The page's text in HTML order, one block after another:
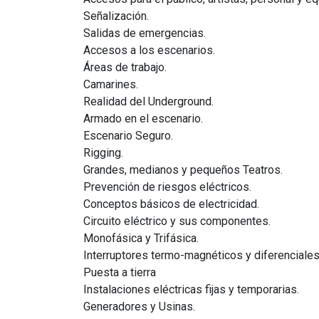
Señalización.
Salidas de emergencias.
Accesos a los escenarios.
Áreas de trabajo.
Camarines.
Realidad del Underground.
Armado en el escenario.
Escenario Seguro.
Rigging.
Grandes, medianos y pequeños Teatros.
Prevención de riesgos eléctricos.
Conceptos básicos de electricidad.
Circuito eléctrico y sus componentes.
Monofásica y Trifásica.
Interruptores termo-magnéticos y
Puesta a tierra
Instalaciones eléctricas fijas y temporarias.
Generadores y Usinas.